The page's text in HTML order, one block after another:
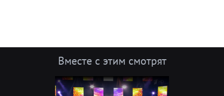
Вместе с этим смотрят